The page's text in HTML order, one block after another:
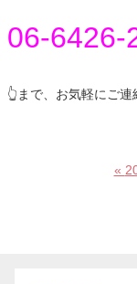
06-6426-
👆まで、お気軽にご連
«